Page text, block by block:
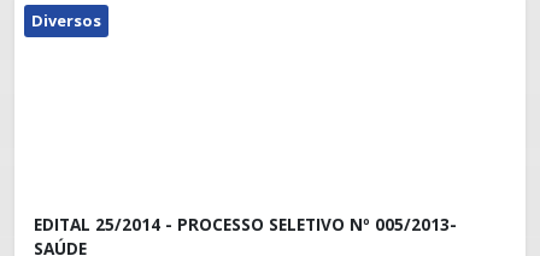
Diversos
EDITAL 25/2014 - PROCESSO SELETIVO Nº 005/2013-
SAÚDE